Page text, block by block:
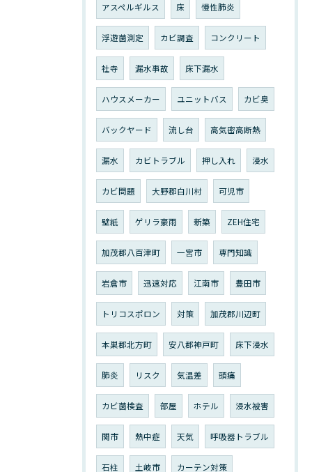
アスペルギルス 床 慢性肺炎
浮遊菌測定 カビ調査 コンクリート
社寺 漏水事故 床下漏水
ハウスメーカー ユニットバス カビ臭
バックヤード 流し台 高気密高断熱
漏水 カビトラブル 押し入れ 浸水
カビ問題 大野郡白川村 可児市
壁紙 ゲリラ豪雨 新築 ZEH住宅
加茂郡八百津町 一宮市 専門知識
岩倉市 迅速対応 江南市 豊田市
トリコスポロン 対策 加茂郡川辺町
本巣郡北方町 安八郡神戸町 床下浸水
肺炎 リスク 気温差 頭痛
カビ菌検査 部屋 ホテル 浸水被害
関市 熱中症 天気 呼吸器トラブル
石柱 土岐市 カーテン対策